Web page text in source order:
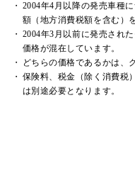
2004年4月以降の発売車種
額（地方消費税額を含む）
2004年3月以前に発売され
価格が混在しています。
どちらの価格であるかは、
保険料、税金（除く消費税
は別途必要となります。